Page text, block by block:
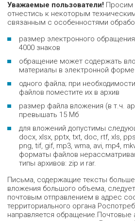
Уважаемые пользователи! Просим
отнестись к некоторым
связанным с особенностями
размер электронного
4000 знаков
обращение может содержать
материалы в электронной форме
одного файла; при
файлов поместите их в архив
размер файла вложения (в т.ч.
превышать 15 Мб
для вложений допустимы
docx, xlsx, pptx, txt, doc, rtf, xls,
png, tif, gif, mp3, wma, avi, mp4,
форматы файлов
типы архивов: zip и rar.
Письма, содержащие тексты
вложения большого объема,
почтовым отправлением в адрес
территориального органа
направляется обращение.Почтовые